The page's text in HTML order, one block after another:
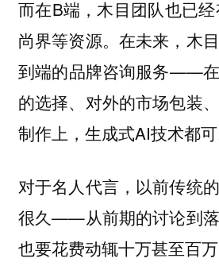
而在B端，木目团队也已
尚界等资源。在未来，木
到端的品牌咨询服务——
的选择、对外的市场包装
制作上，生成式AI技术都可
对于名人代言，以前传统
很久——从前期的讨论到
也要花费动辄十万甚至百万